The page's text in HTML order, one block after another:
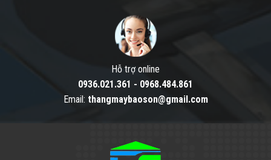
Hỗ trợ online
0936.021.361 - 0968.484.861
Email: thangmaybaoson@gmail.com